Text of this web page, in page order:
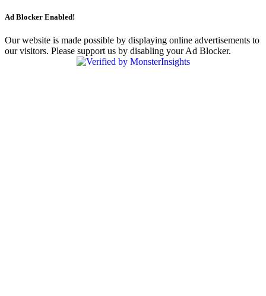
Ad Blocker Enabled!
Our website is made possible by displaying online advertisements to
our visitors. Please support us by disabling your Ad Blocker.